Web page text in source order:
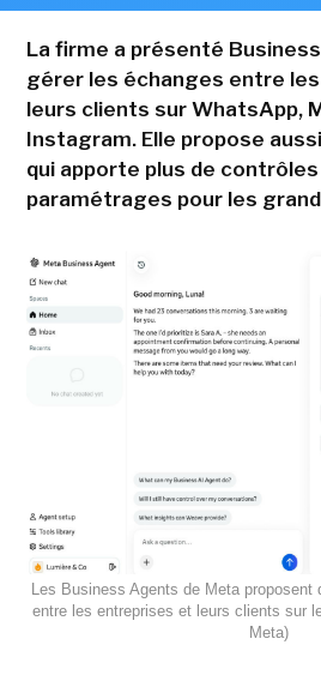
La firme a présenté
gérer les échanges entre
leurs clients sur WhatsApp,
Instagram. Elle propose
qui apporte plus de
paramétrages pour les
Les Business Agents de Meta
entre les entreprises et leurs clients sur
Meta)